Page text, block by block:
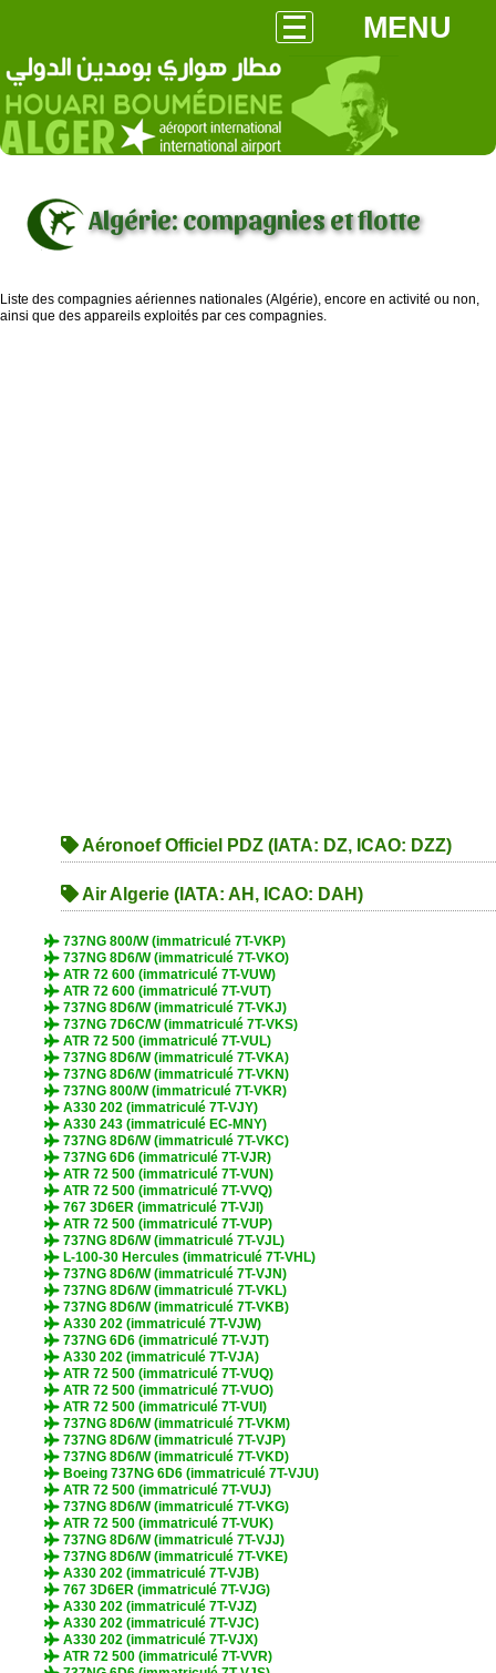
MENU
Algérie: compagnies et flotte
Liste des compagnies aériennes nationales (Algérie), encore en activité ou non,
ainsi que des appareils exploités par ces compagnies.
Aéronoef Officiel PDZ (IATA: DZ, ICAO: DZZ)
Air Algerie (IATA: AH, ICAO: DAH)
737NG 800/W (immatriculé 7T-VKP)
737NG 8D6/W (immatriculé 7T-VKO)
ATR 72 600 (immatriculé 7T-VUW)
ATR 72 600 (immatriculé 7T-VUT)
737NG 8D6/W (immatriculé 7T-VKJ)
737NG 7D6C/W (immatriculé 7T-VKS)
ATR 72 500 (immatriculé 7T-VUL)
737NG 8D6/W (immatriculé 7T-VKA)
737NG 8D6/W (immatriculé 7T-VKN)
737NG 800/W (immatriculé 7T-VKR)
A330 202 (immatriculé 7T-VJY)
A330 243 (immatriculé EC-MNY)
737NG 8D6/W (immatriculé 7T-VKC)
737NG 6D6 (immatriculé 7T-VJR)
ATR 72 500 (immatriculé 7T-VUN)
ATR 72 500 (immatriculé 7T-VVQ)
767 3D6ER (immatriculé 7T-VJI)
ATR 72 500 (immatriculé 7T-VUP)
737NG 8D6/W (immatriculé 7T-VJL)
L-100-30 Hercules (immatriculé 7T-VHL)
737NG 8D6/W (immatriculé 7T-VJN)
737NG 8D6/W (immatriculé 7T-VKL)
737NG 8D6/W (immatriculé 7T-VKB)
A330 202 (immatriculé 7T-VJW)
737NG 6D6 (immatriculé 7T-VJT)
A330 202 (immatriculé 7T-VJA)
ATR 72 500 (immatriculé 7T-VUQ)
ATR 72 500 (immatriculé 7T-VUO)
ATR 72 500 (immatriculé 7T-VUI)
737NG 8D6/W (immatriculé 7T-VKM)
737NG 8D6/W (immatriculé 7T-VJP)
737NG 8D6/W (immatriculé 7T-VKD)
Boeing 737NG 6D6 (immatriculé 7T-VJU)
ATR 72 500 (immatriculé 7T-VUJ)
737NG 8D6/W (immatriculé 7T-VKG)
ATR 72 500 (immatriculé 7T-VUK)
737NG 8D6/W (immatriculé 7T-VJJ)
737NG 8D6/W (immatriculé 7T-VKE)
A330 202 (immatriculé 7T-VJB)
767 3D6ER (immatriculé 7T-VJG)
A330 202 (immatriculé 7T-VJZ)
A330 202 (immatriculé 7T-VJC)
A330 202 (immatriculé 7T-VJX)
ATR 72 500 (immatriculé 7T-VVR)